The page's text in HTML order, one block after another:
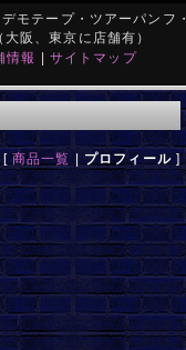
モテープ・ツアーパンフ・
阪、東京に店舗有）
情報 | サイトマップ
[ 商品一覧 | プロフィール]